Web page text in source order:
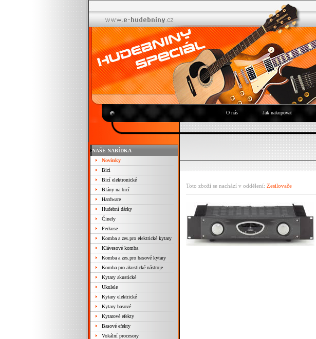
O nás Jak nakupovat
NAŠE NABÍDKA
Novinky
Bicí
Bicí elektronické
Blány na bicí
Hardware
Hudební dárky
Činely
Perkuse
Komba a zes.pro elektrické kytary
Klávesové komba
Komba a zes.pro basové kytary
Komba pro akustické nástroje
Kytary akustické
Ukulele
Kytary elektrické
Kytary basové
Kytarové efekty
Basové efekty
Vokální procesory
Toto zboží se nachází v oddělení: Zesilovače